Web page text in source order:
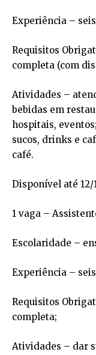
Experiência –
Requisitos
completa (com
Atividades –
bebidas em
hospitais,
sucos, drinks e
café.
Disponível até 12/
1 vaga –
Escolaridade –
Experiência –
Requisitos
completa;
Atividades – dar